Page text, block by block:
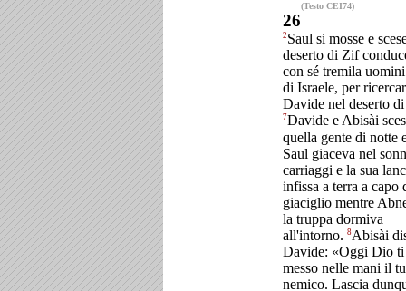
(Testo CEI74)
26
2 Saul si mosse e
deserto di Zif
con sé tremila
di Israele, per
Davide nel deserto
7Davide e Abisài
quella gente di notte
Saul giaceva nel
carriaggi e la sua
infissa a terra a capo
giaciglio mentre
la truppa dormiva
all'intorno. 8 Abisài
Davide: «Oggi Dio ti
messo nelle mani il
nemico. Lascia